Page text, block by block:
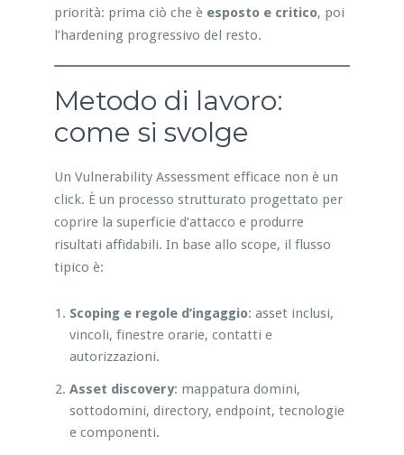
priorità: prima ciò che è esposto e critico, poi
l’hardening progressivo del resto.
Metodo di lavoro:
come si svolge
Un Vulnerability Assessment efficace non è un
click. È un processo strutturato progettato per
coprire la superficie d’attacco e produrre
risultati affidabili. In base allo scope, il flusso
tipico è:
Scoping e regole d’ingaggio: asset inclusi,
vincoli, finestre orarie, contatti e
autorizzazioni.
Asset discovery: mappatura domini,
sottodomini, directory, endpoint, tecnologie
e componenti.